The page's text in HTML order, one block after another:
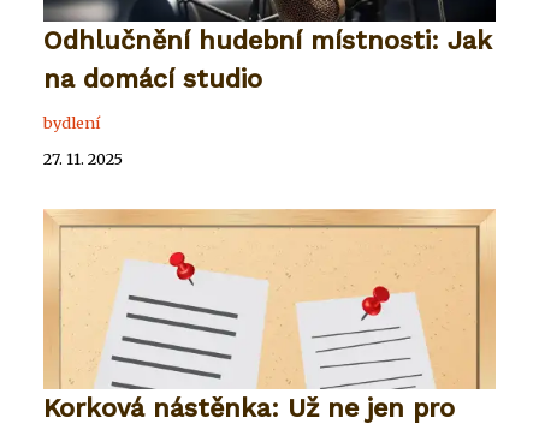
Odhlučnění hudební místnosti: Jak
na domácí studio
bydlení
27. 11. 2025
Korková nástěnka: Už ne jen pro